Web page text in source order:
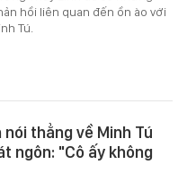
hồi liên quan đến ồn ào với
Tú.
thẳng về Minh Tú
ngôn: "Cô ấy không